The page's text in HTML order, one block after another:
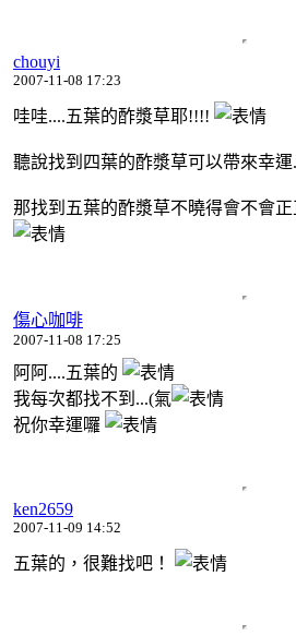
chouyi
2007-11-08 17:23
哇哇....五葉的酢漿草耶!!!!
聽說找到四葉的酢漿草可以帶來幸運.
那找到五葉的酢漿草不曉得會不會
傷心咖啡
2007-11-08 17:25
阿阿....五葉的
我每次都找不到...(氣
祝你幸運囉
ken2659
2007-11-09 14:52
五葉的，很難找吧！